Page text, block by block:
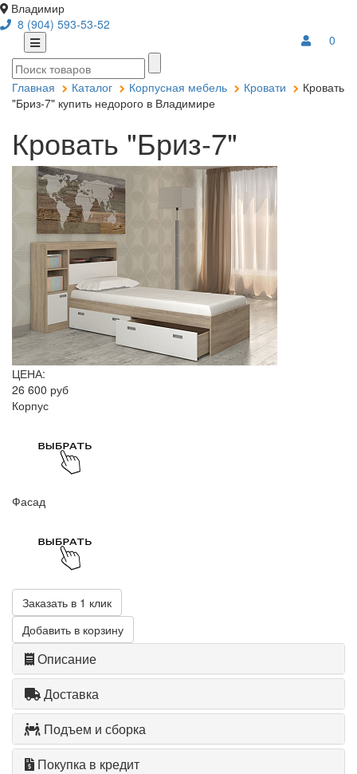
Владимир
8 (904) 593-53-52
0
Главная Каталог Корпусная мебель Кровати
Кровать
"Бриз-7" купить недорого в Владимире
Кровать "Бриз-7"
ЦЕНА:
26 600 руб
Корпус
Фасад
Заказать в 1 клик
Добавить в корзину
Описание
Доставка
Подъем и сборка
Покупка в кредит